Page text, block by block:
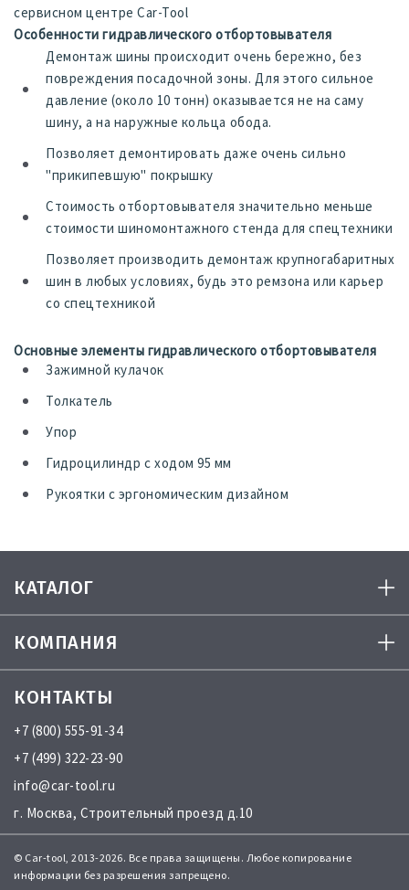
сервисном центре Car-Tool
Особенности гидравлического отбортовывателя
Демонтаж шины происходит очень бережно, без
повреждения посадочной зоны. Для этого сильное
давление (около 10 тонн) оказывается не на саму
шину, а на наружные кольца обода.
Позволяет демонтировать даже очень сильно
"прикипевшую" покрышку
Стоимость отбортовывателя значительно меньше
стоимости шиномонтажного стенда для спецтехники
Позволяет производить демонтаж крупногабаритных
шин в любых условиях, будь это ремзона или карьер
со спецтехникой
Основные элементы гидравлического отбортовывателя
Зажимной кулачок
Толкатель
Упор
Гидроцилиндр с ходом 95 мм
Рукоятки с эргономическим дизайном
КАТАЛОГ
КОМПАНИЯ
КОНТАКТЫ
+7 (800) 555-91-34
+7 (499) 322-23-90
info@car-tool.ru
г. Москва, Строительный проезд д.10
© Car-tool, 2013-2026. Все права защищены. Любое копирование
информации без разрешения запрещено.